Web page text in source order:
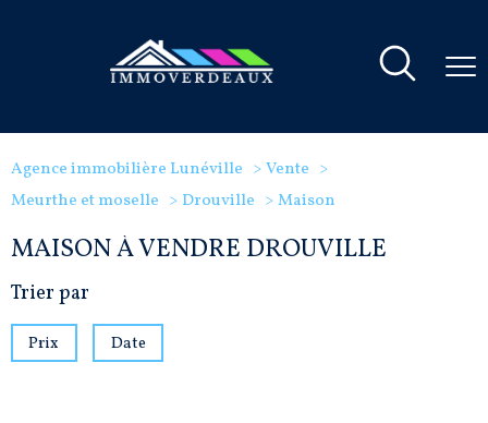
Agence immobilière Lunéville
Vente
Meurthe et moselle
Drouville Maison
MAISON À VENDRE DROUVILLE
Trier par
Prix Date